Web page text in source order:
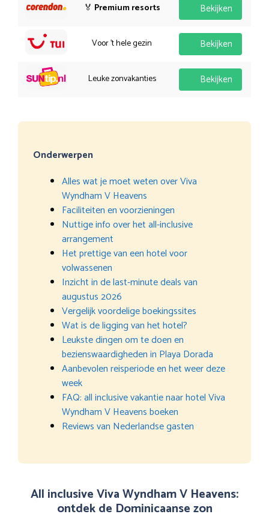
🏅 Premium resorts Bekijken
Voor 't hele gezin Bekijken
Leuke zonvakanties Bekijken
Onderwerpen
Alles wat je moet weten over Viva
Wyndham V Heavens
Faciliteiten en voorzieningen
Nuttige info over het all-inclusive
arrangement
Het prettige van een hotel voor
volwassenen
Inzicht in de last-minute deals van
augustus 2026
Vergelijk voordelige boekingssites
Wat is de ligging van het hotel?
Leukste dingen om te doen en
bezienswaardigheden in Playa Dorada
Aanbevolen reisperiode en het weer deze
week
FAQ: all inclusive vakantie naar hotel Viva
Wyndham V Heavens boeken
Reviews van Nederlandse gasten
All inclusive Viva Wyndham V Heavens:
ontdek de Dominicaanse zon